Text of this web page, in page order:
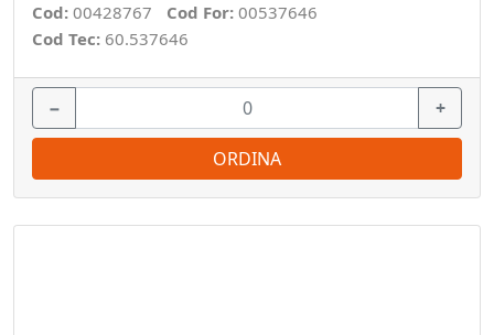
Cod: 00428767 Cod For: 00537646
Cod Tec: 60.537646
− +
ORDINA